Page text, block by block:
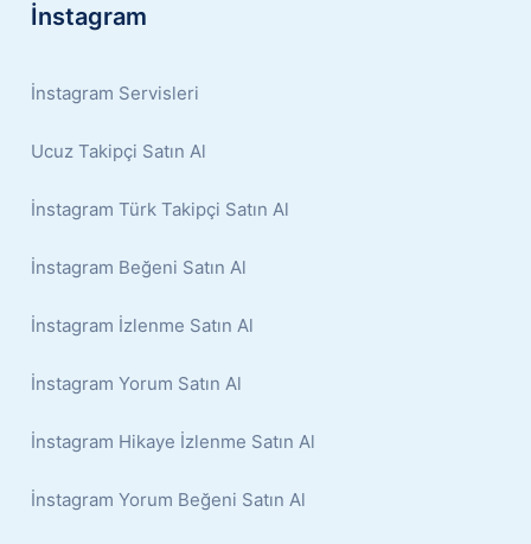
İnstagram
İnstagram Servisleri
Ucuz Takipçi Satın Al
İnstagram Türk Takipçi Satın Al
İnstagram Beğeni Satın Al
İnstagram İzlenme Satın Al
İnstagram Yorum Satın Al
İnstagram Hikaye İzlenme Satın Al
İnstagram Yorum Beğeni Satın Al